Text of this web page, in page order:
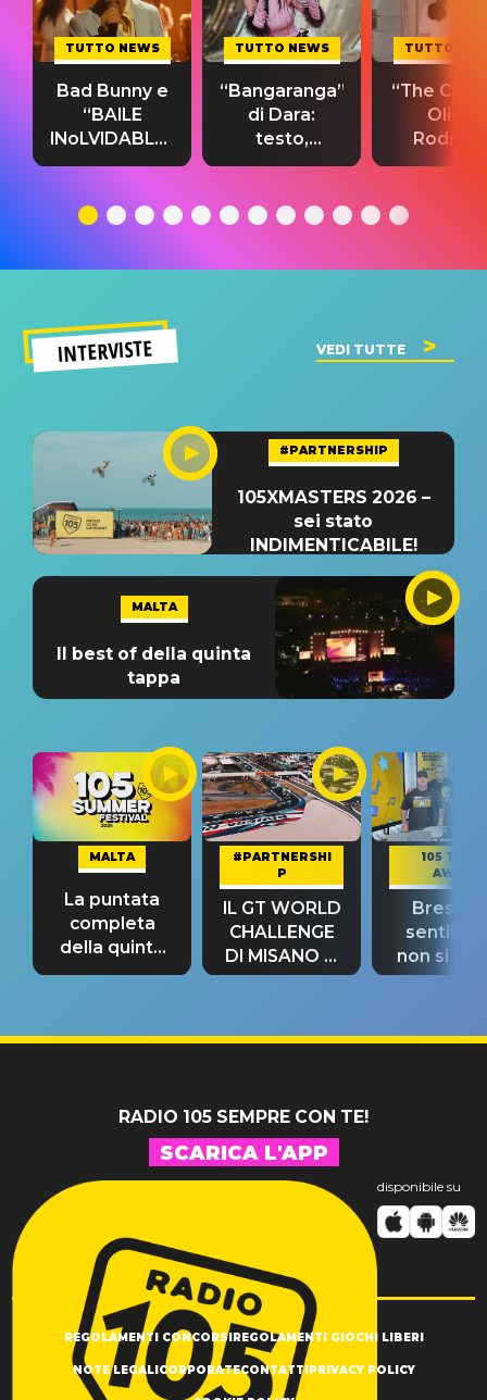
TUTTO NEWS
Bad Bunny e
“BAILE
INoLVIDABLE”:
testo,
significato
TUTTO NEWS
“Bangaranga”
di Dara:
testo,
traduzione e
del singolo
TUTTO
“The
Olivia
testo,
INTERVISTE VEDI TUTTE
#PARTNERSHIP
105XMASTERS 2026 –
sei stato
INDIMENTICABILE!
MALTA
Il best of della quinta
tappa
MALTA
La puntata
completa
della quinta
tappa
#PARTNERSHI
P
IL GT WORLD
CHALLENGE
DI MISANO si
riconferma
105 TAKE
AWAY
Bresh:
non si
fino alla
RADIO 105 SEMPRE CON TE!
SCARICA L'APP
disponibile su
REGOLAMENTI CONCORSI REGOLAMENTI GIOCHI LIBERI
NOTE LEGALI CORPORATECONTATTI PRIVACY POLICY